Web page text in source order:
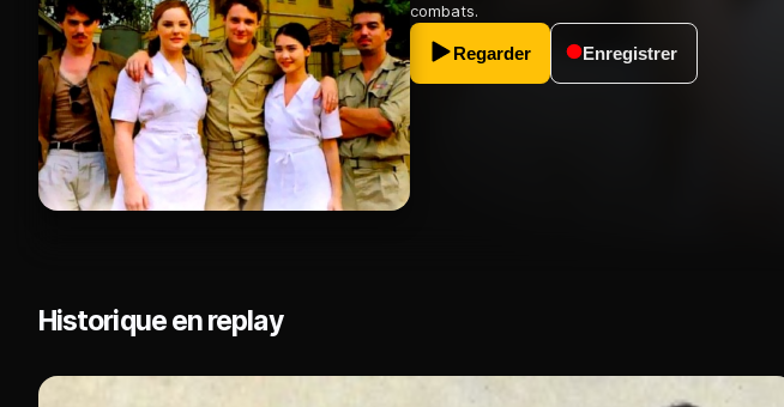
combats.
Regarder Enregistrer
Historique en replay